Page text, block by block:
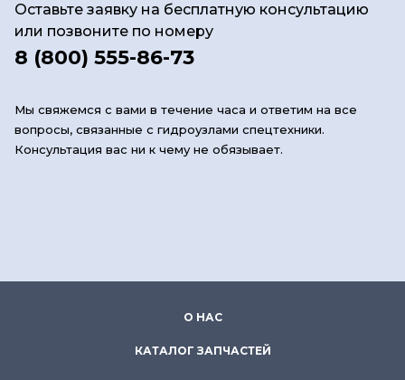
Оставьте заявку на бесплатную консультацию
или позвоните по номеру
8 (800) 555-86-73
Мы свяжемся с вами в течение часа и ответим на все
вопросы, связанные с гидроузлами спецтехники.
Консультация вас ни к чему не обязывает.
О НАС
КАТАЛОГ ЗАПЧАСТЕЙ